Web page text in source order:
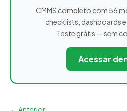
CMMS completo com 56
checklists, dashboards e
Teste grátis — sem
Acessar